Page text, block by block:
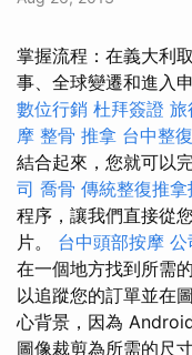
掌握流程：在義大利
事、全球變遷和進入
數位行銷 杜拜簽證 旅
摩 整骨 推拿 台中整
結合起來，您就可以
司 喬骨 傳統整復推
程序，讓我們直接從
片。 台中頭部按摩 公
在一個地方找到所需
以追蹤您的訂單並在
心背景，因為
圖像裁剪為所需的尺